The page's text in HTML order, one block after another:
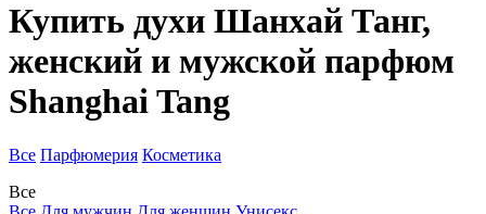
Купить духи Шанхай Танг,
женский и мужской парфюм
Shanghai Tang
Все Парфюмерия Косметика
Все